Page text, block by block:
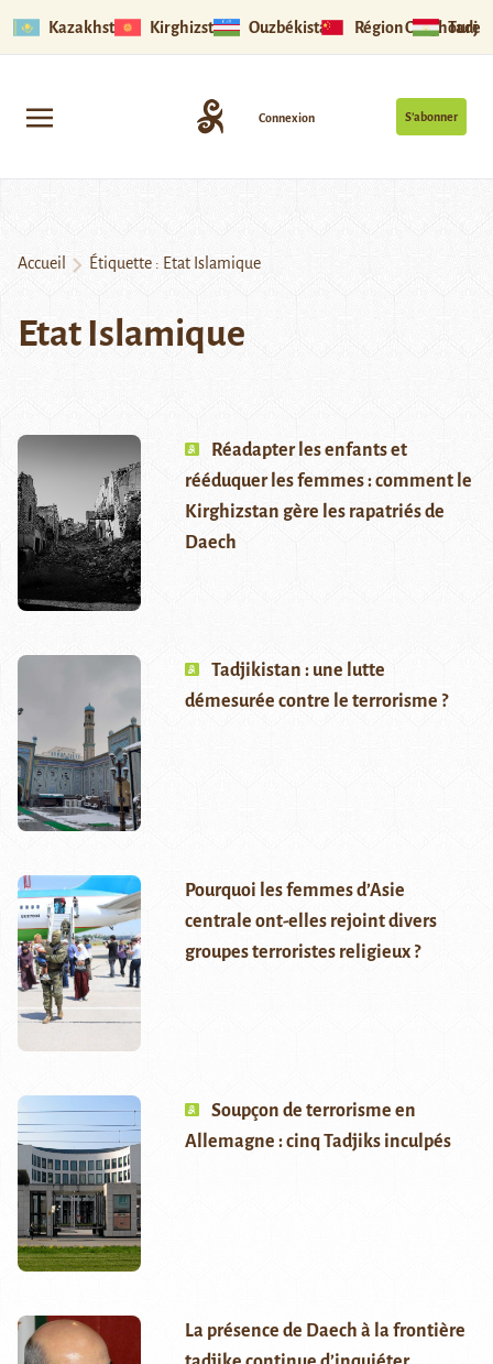
Kazakhstan Kirghizstan Ouzbékistan Région Ouïghoure
S’abonner
Connexion
Accueil Étiquette : Etat Islamique
Etat Islamique
Réadapter les enfants et
rééduquer les femmes : comment le
Kirghizstan gère les rapatriés de
Daech
Tadjikistan : une lutte
démesurée contre le terrorisme ?
Pourquoi les femmes d’Asie
centrale ont-elles rejoint divers
groupes terroristes religieux ?
Soupçon de terrorisme en
Allemagne : cinq Tadjiks inculpés
La présence de Daech à la frontière